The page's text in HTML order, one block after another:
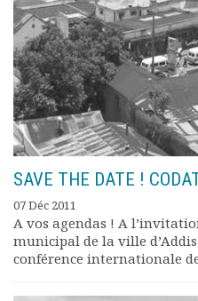
Rapports moraux
Rapports financiers
Nous rejoindre
Le bulletin
Présentation du bulletin
Comité de rédaction
Bulletins Villes en
développement
Kiosk
Ressources
Nos actions
Podcast-AdP
Dîners débats
SAVE THE DATE !
07 Déc 2011
A vos agendas ! A
municipal de la ville
conférence internationale de